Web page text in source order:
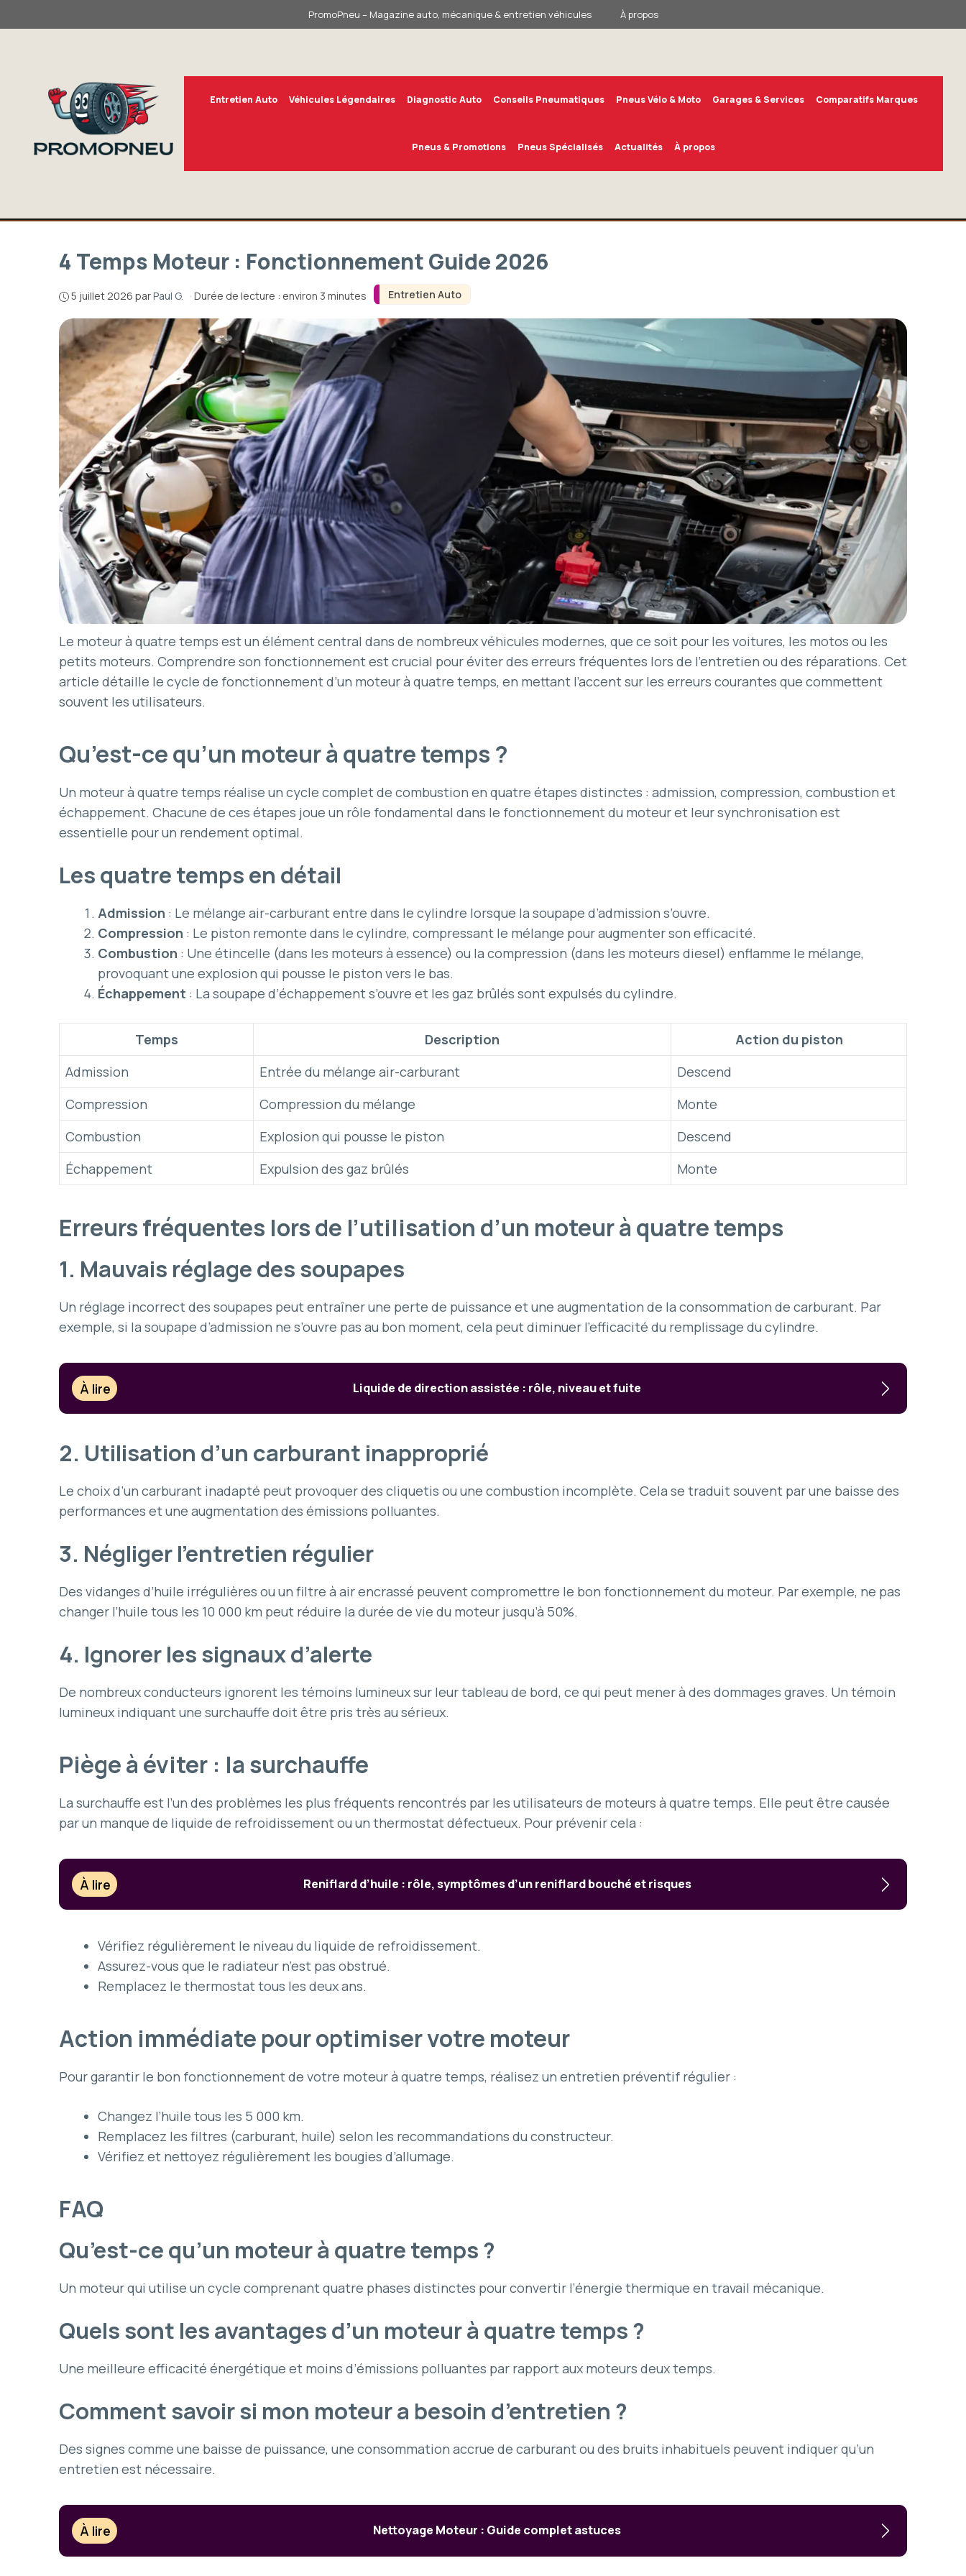
au
PromoPneu – Magazine auto, mécanique & entretien véhicules À propos
Entretien Auto Véhicules Légendaires Diagnostic Auto Conseils Pneumatiques Pneus Vélo & Moto Garages & Services Comparatifs Marques
Pneus & Promotions Pneus Spécialisés Actualités À propos
Entretien Auto
4 Temps Moteur : Fonctionnement Guide 2026
5 juillet 2026 parPaul G. · Durée de lecture : environ 3 minutes
Le moteur à quatre temps est un élément central dans de nombreux véhicules modernes, que ce soit pour les voitures, les motos ou les
petits moteurs. Comprendre son fonctionnement est crucial pour éviter des erreurs fréquentes lors de l’entretien ou des réparations. Cet
article détaille le cycle de fonctionnement d’un moteur à quatre temps, en mettant l’accent sur les erreurs courantes que commettent
souvent les utilisateurs.
Qu’est-ce qu’un moteur à quatre temps ?
Un moteur à quatre temps réalise un cycle complet de combustion en quatre étapes distinctes : admission, compression, combustion et
échappement. Chacune de ces étapes joue un rôle fondamental dans le fonctionnement du moteur et leur synchronisation est
essentielle pour un rendement optimal.
Les quatre temps en détail
Admission : Le mélange air-carburant entre dans le cylindre lorsque la soupape d’admission s’ouvre.
Compression : Le piston remonte dans le cylindre, compressant le mélange pour augmenter son efficacité.
Combustion : Une étincelle (dans les moteurs à essence) ou la compression (dans les moteurs diesel) enflamme le mélange,
provoquant une explosion qui pousse le piston vers le bas.
Échappement : La soupape d’échappement s’ouvre et les gaz brûlés sont expulsés du cylindre.
Temps Description
Action du piston
Admission
Entrée du mélange air-carburant
Descend
Compression
Compression du mélange
Monte
Combustion
Explosion qui pousse le piston
Descend
Échappement
Expulsion des gaz brûlés Monte
Erreurs fréquentes lors de l’utilisation d’un moteur à quatre temps
1. Mauvais réglage des soupapes
Un réglage incorrect des soupapes peut entraîner une perte de puissance et une augmentation de la consommation de carburant. Par
exemple, si la soupape d’admission ne s’ouvre pas au bon moment, cela peut diminuer l’efficacité du remplissage du cylindre.
À lire Liquide de direction assistée : rôle, niveau et fuite
2. Utilisation d’un carburant inapproprié
Le choix d’un carburant inadapté peut provoquer des cliquetis ou une combustion incomplète. Cela se traduit souvent par une baisse des
performances et une augmentation des émissions polluantes.
3. Négliger l’entretien régulier
Des vidanges d’huile irrégulières ou un filtre à air encrassé peuvent compromettre le bon fonctionnement du moteur. Par exemple, ne pas
changer l’huile tous les 10 000 km peut réduire la durée de vie du moteur jusqu’à 50%.
4. Ignorer les signaux d’alerte
De nombreux conducteurs ignorent les témoins lumineux sur leur tableau de bord, ce qui peut mener à des dommages graves. Un témoin
lumineux indiquant une surchauffe doit être pris très au sérieux.
Piège à éviter : la surchauffe
La surchauffe est l’un des problèmes les plus fréquents rencontrés par les utilisateurs de moteurs à quatre temps. Elle peut être causée
par un manque de liquide de refroidissement ou un thermostat défectueux. Pour prévenir cela :
À lire Reniflard d’huile : rôle, symptômes d’un reniflard bouché et risques
Vérifiez régulièrement le niveau du liquide de refroidissement.
Assurez-vous que le radiateur n’est pas obstrué.
Remplacez le thermostat tous les deux ans.
Action immédiate pour optimiser votre moteur
Pour garantir le bon fonctionnement de votre moteur à quatre temps, réalisez un entretien préventif régulier :
Changez l’huile tous les 5 000 km.
Remplacez les filtres (carburant, huile) selon les recommandations du constructeur.
Vérifiez et nettoyez régulièrement les bougies d’allumage.
FAQ
Qu’est-ce qu’un moteur à quatre temps ?
Un moteur qui utilise un cycle comprenant quatre phases distinctes pour convertir l’énergie thermique en travail mécanique.
Quels sont les avantages d’un moteur à quatre temps ?
Une meilleure efficacité énergétique et moins d’émissions polluantes par rapport aux moteurs deux temps.
Comment savoir si mon moteur a besoin d’entretien ?
Des signes comme une baisse de puissance, une consommation accrue de carburant ou des bruits inhabituels peuvent indiquer qu’un
entretien est nécessaire.
À lire Nettoyage Moteur : Guide complet astuces